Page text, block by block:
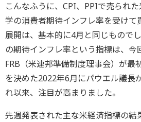
こんなふうに、CPI、PPIで売られ
学の消費者期待インフレ率を受けて
展開は、基本的に4月と同じもので
の期待インフレ率という指標は、今
FRB（米連邦準備制度理事会）が最
を決めた2022年6月にパウエル議長
れ以来、注目が高まりました。
先週発表された主な米経済指標の結